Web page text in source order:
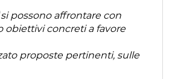
si possono affrontare con
concreti a favore
proposte pertinenti, sulle